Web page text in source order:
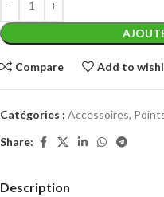
Compare Add to
Catégories : Accessoires,
Share:
Description